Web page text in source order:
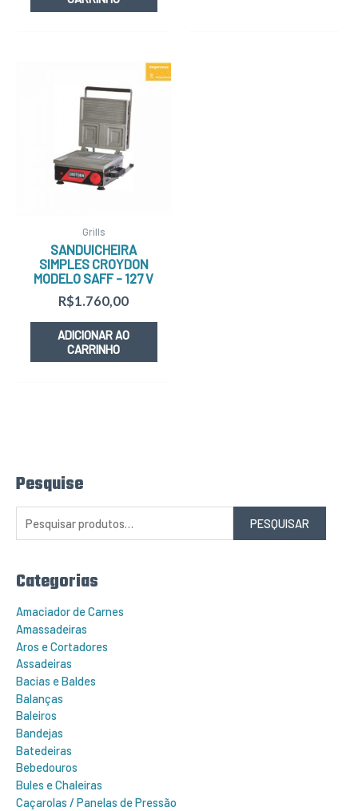
Pesquise
P
e
p
:
PESQUISAR
Categorias
Amaciador de Carnes
Amassadeiras
Aros e Cortadores
Assadeiras
Bacias e Baldes
Balanças
Baleiros
Bandejas
Batedeiras
Bebedouros
Bules e Chaleiras
Caçarolas / Panelas de Pressão
Grills
SANDUICHEIRA
SIMPLES CROYDON
MODELO SAFF – 127 V
R$1.760,00
ADICIONAR AO
CARRINHO